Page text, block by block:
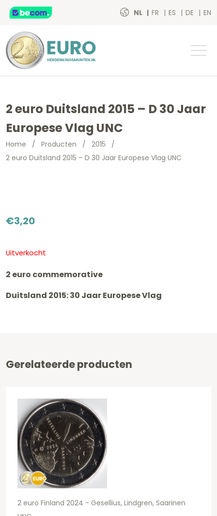
NL FR ES DE EN
2 euro Duitsland 2015 – D 30 Jaar
Europese Vlag UNC
Home / Producten / 2015 /
2 euro Duitsland 2015 – D 30 Jaar Europese Vlag UNC
€3,20
Uitverkocht
2 euro commemorative
Duitsland 2015: 30 Jaar Europese Vlag
Gerelateerde producten
2 euro Finland 2024 - Gesellius, Lindgren, Saarinen